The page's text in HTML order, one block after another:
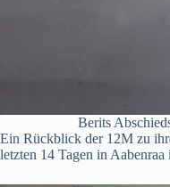
Berits
Ein Rückblick der 12M zu
letzten 14 Tagen in Aabenraa